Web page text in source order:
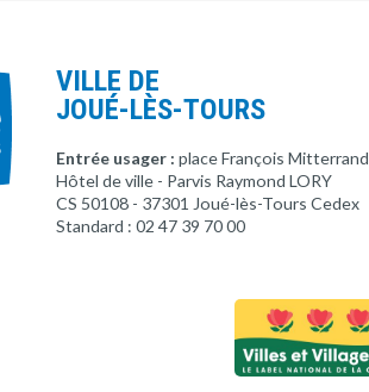
VILLE DE
JOUÉ-LÈS-TOURS
Entrée usager : place François Mitterrand
Hôtel de ville - Parvis Raymond LORY
CS 50108 - 37301 Joué-lès-Tours Cedex
Standard : 02 47 39 70 00